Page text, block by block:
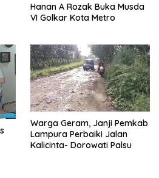
Hanan A Rozak Buka Musda
VI Golkar Kota Metro
Warga Geram, Janji Pemkab
Lampura Perbaiki Jalan
Kalicinta- Dorowati Palsu